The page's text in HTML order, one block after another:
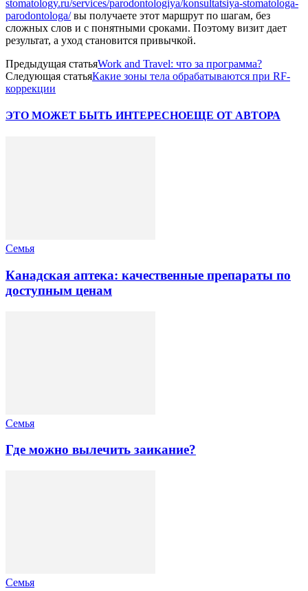
stomatology.ru/services/parodontologiya/konsultatsiya-stomatologa-
parodontologa/вы получаете этот маршрут по шагам, без
сложных слов и с понятными сроками. Поэтому визит дает
результат, а уход становится привычкой.
Предыдущая статьяWork and Travel: что за программа?
Следующая статьяКакие зоны тела обрабатываются при RF-
коррекции
ЭТО МОЖЕТ БЫТЬ ИНТЕРЕСНОЕЩЕ ОТ АВТОРА
Семья
Канадская аптека: качественные препараты по
доступным ценам
Семья
Где можно вылечить заикание?
Семья